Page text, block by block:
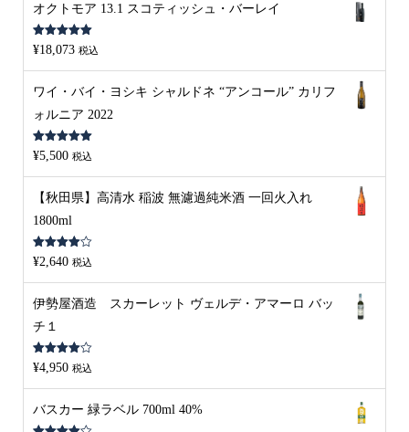
オクトモア 13.1 スコティッシュ・バーレイ
5段階中5.00
の評価
¥18,073 税込
ワイ・バイ・ヨシキ シャルドネ “アンコール” カリフ
ォルニア 2022
5段階中 5.00
の評価
¥5,500 税込
【秋田県】高清水 稲波 無濾過純米酒 一回火入れ
1800ml
5段階中
4.00の評
¥2,640 税込
伊勢屋酒造 スカーレット ヴェルデ・アマーロ バッ
チ１
5段階中
4.00の評
¥4,950 税込
バスカー 緑ラベル 700ml 40%